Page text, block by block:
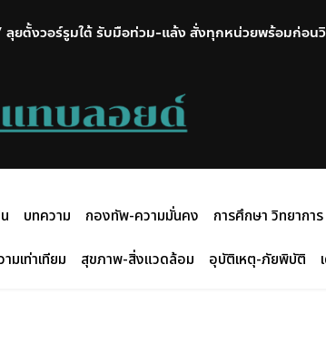
ยตั้งวอร์รูมใต้ รับมือท่วม-แล้ง สั่งทุกหน่วยพร้อมก่อน
บทความ กองทัพ-ความมั่นคง การศึกษา วิทยาการ
มเท่าเทียม สุขภาพ-สิ่งแวดล้อม อุบัติเหตุ-ภัยพิบัติ